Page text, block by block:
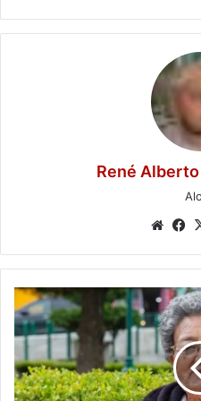
René
Programas
del
Bienestar:
publican
calendario
de